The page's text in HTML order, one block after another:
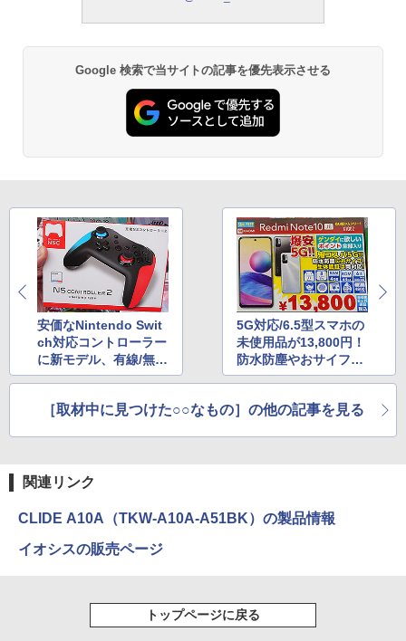
Google 検索で当サイトの記事を優先表示させる
安価なNintendo Swit
ch対応コントローラー
に新モデル、有線/無線
両対応で1,650円
5G対応/6.5型スマホの
未使用品が13,800円！
防水防塵やおサイフケ
ータイをサポート
［取材中に見つけた○○なもの］の他の記事を見る
関連リンク
CLIDE A10A（TKW-A10A-A51BK）の製品情報
イオシスの販売ページ
トップページに戻る